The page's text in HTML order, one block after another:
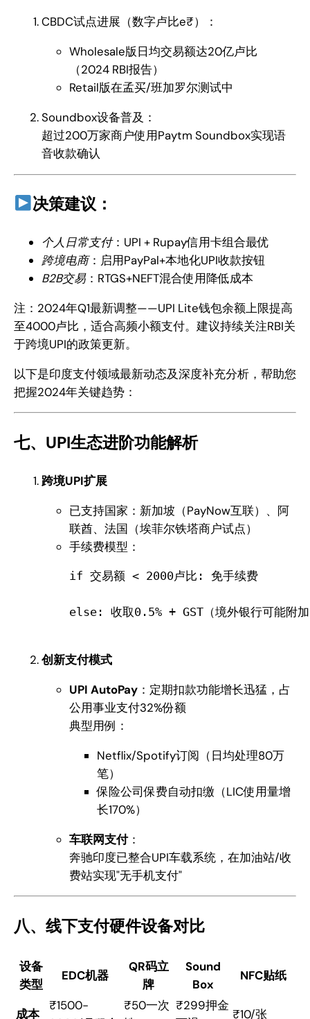
CBDC试点进展（数字卢比e₹）：
Wholesale版日均交易额达20亿卢比
（2024 RBI报告）
Retail版在孟买/班加罗尔测试中
Soundbox设备普及：
超过200万家商户使用Paytm Soundbox实现语
音收款确认
决策建议：
个人日常支付：UPI + Rupay信用卡组合最优
跨境电商：启用PayPal+本地化UPI收款按钮
B2B交易：RTGS+NEFT混合使用降低成本
注：2024年Q1最新调整——UPI Lite钱包余额上限提高
至4000卢比，适合高频小额支付。建议持续关注RBI关
于跨境UPI的政策更新。
以下是印度支付领域最新动态及深度补充分析，帮助您
把握2024年关键趋势：
七、UPI生态进阶功能解析
跨境UPI扩展
已支持国家：新加坡（PayNow互联）、阿
联酋、法国（埃菲尔铁塔商户试点）
手续费模型：
if 交易额 < 2000卢比: 免手续费
else: 收取0.5% + GST（境外银行可能附加
创新支付模式
UPI AutoPay ：定期扣款功能增长迅猛，占
公用事业支付32%份额
典型用例：
Netflix/Spotify订阅（日均处理80万
笔）
保险公司保费自动扣缴（LIC使用量增
长170%）
车联网支付：
奔驰印度已整合UPI车载系统，在加油站/收
费站实现"无手机支付"
八、线下支付硬件设备对比
设备
类型
EDC机器
QR码立
牌
Sound
Box
NFC贴纸
成本
₹1500-
₹50一次 ₹299押金
₹10/张